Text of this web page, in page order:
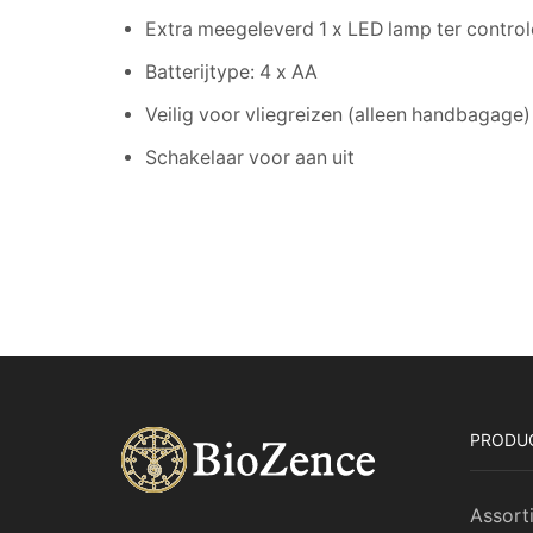
Extra meegeleverd 1 x LED lamp ter
Batterijtype: 4 x AA
Veilig voor vliegreizen (alleen handbagage)
Schakelaar voor aan uit